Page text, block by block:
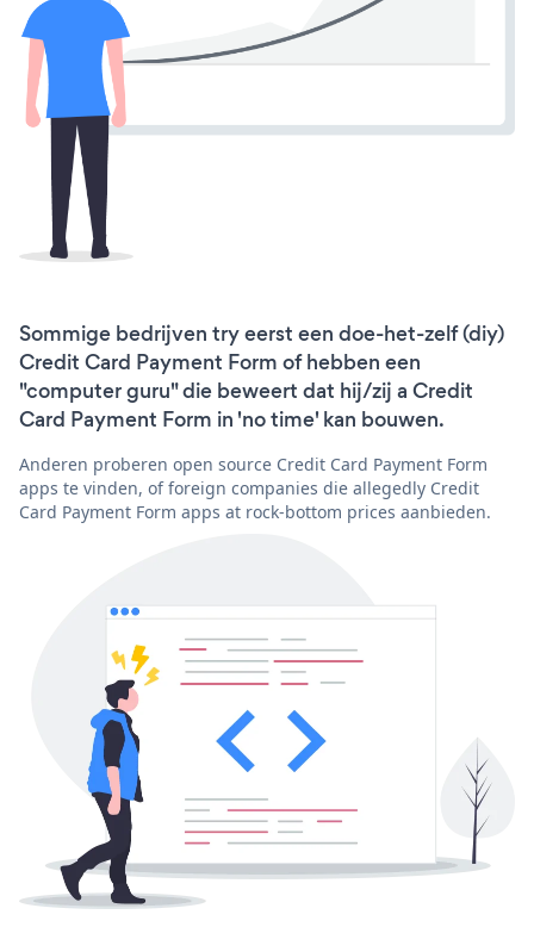
Sommige bedrijven try eerst een doe-het-zelf (diy)
Credit Card Payment Form of hebben een
"computer guru" die beweert dat hij/zij a Credit
Card Payment Form in 'no time' kan bouwen.
Anderen proberen open source Credit Card Payment Form
apps te vinden, of foreign companies die allegedly Credit
Card Payment Form apps at rock-bottom prices aanbieden.